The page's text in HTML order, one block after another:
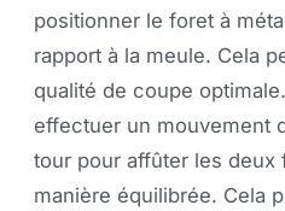
positionner le foret à
rapport à la meule. Cela
qualité de coupe
effectuer un mouvement
tour pour affûter les deux
manière équilibrée. Cela